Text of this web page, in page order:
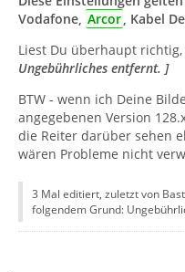
Vodafone, Arcor, Kabel
Liest Du überhaupt
Ungebührliches entfernt. ]
BTW - wenn ich Deine
angegebenen Version
die Reiter darüber sehen
wären Probleme nicht
3 Mal editiert, zuletzt von
folgendem Grund: